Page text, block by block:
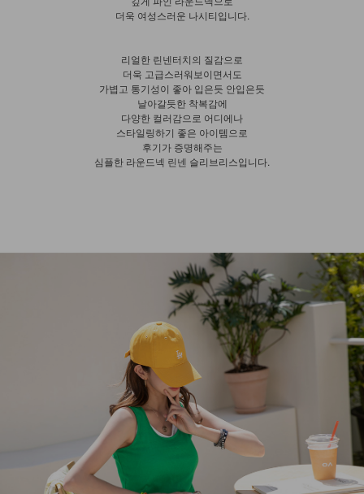
더욱 여성스러운 나시티입니다.
리얼한 린넨터치의 질감으로
더욱 고급스러워보이면서도
가볍고 통기성이 좋아 입은듯 안입은듯
날아갈듯한 착복감에
다양한 컬러감으로 어디에나
스타일링하기 좋은 아이템으로
후기가 증명해주는
심플한 라운드넥 린넨 슬리브리스입니다.